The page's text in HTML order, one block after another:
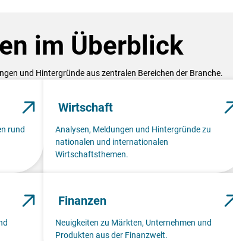
im Überblick
und Hintergründe aus zentralen Bereichen der Branche.
rund
Wirtschaft
Analysen, Meldungen und Hintergründe zu
nationalen und internationalen
Wirtschaftsthemen.
Finanzen
Neuigkeiten zu Märkten, Unternehmen und
Produkten aus der Finanzwelt.